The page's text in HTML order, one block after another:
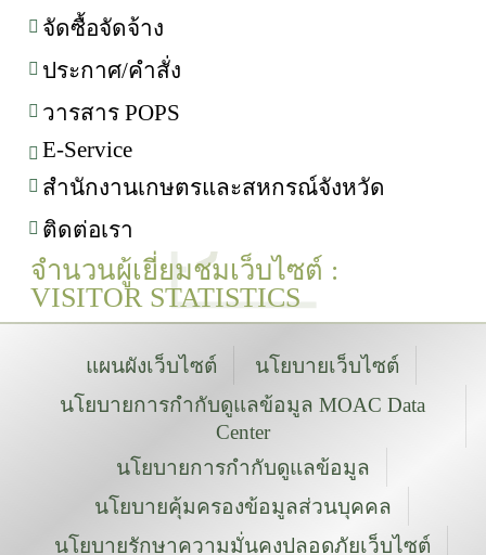
จัดซื้อจัดจ้าง
ประกาศ/คำสั่ง
วารสาร POPS
E-Service
สำนักงานเกษตรและสหกรณ์จังหวัด
ติดต่อเรา
จำนวนผู้เยี่ยมชมเว็บไซต์ :
VISITOR STATISTICS
แผนผังเว็บไซต์
นโยบายเว็บไซต์
นโยบายการกำกับดูแลข้อมูล MOAC Data
Center
นโยบายการกำกับดูแลข้อมูล
นโยบายคุ้มครองข้อมูลส่วนบุคคล
นโยบายรักษาความมั่นคงปลอดภัยเว็บไซต์